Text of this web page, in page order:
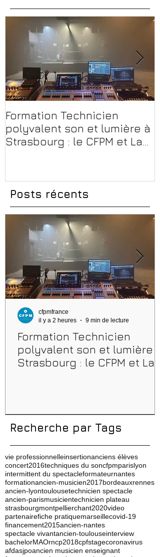
Formation Technicien
polyvalent son et lumière à
Strasbourg : le CFPM et La
Posts récents
Formation Technicien
polyvalent son et lumière à
Strasbourg : le CFPM et La
cfpmfrance
il y a 2 heures
9 min de lecture
Recherche par Tags
vie professionnelleinsertionanciens élèves
concert2016techniques du soncfpmparislyon
intermittent du spectacleformateurnantes
formationancien-musicien2017bordeauxrennes
ancien-lyontoulousetechnicien spectacle
ancien-parismusicientechnicien plateau
strasbourgmontpellierchant2020video
partenairefiche pratiquemarseillecovid-19
financement2015ancien-nantes
spectacle vivantancien-toulouseinterview
bachelorMAOrncp2018cpfstagecoronavirus
afdasjpoancien musicien enseignant